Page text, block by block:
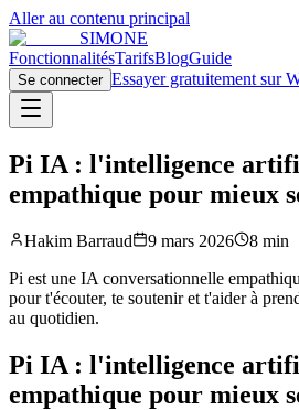
Aller au contenu principal
SIMONE
FonctionnalitésTarifsBlogGuide
Se connecter Essayer gratuitement sur
Pi IA : l'intelligence
empathique pour mieux
Hakim Barraud 9 mars 2026
8 min
Pi est une IA conversationnelle
pour t'écouter, te soutenir et t'aider à
au quotidien.
Pi IA : l'intelligence
empathique pour mieux